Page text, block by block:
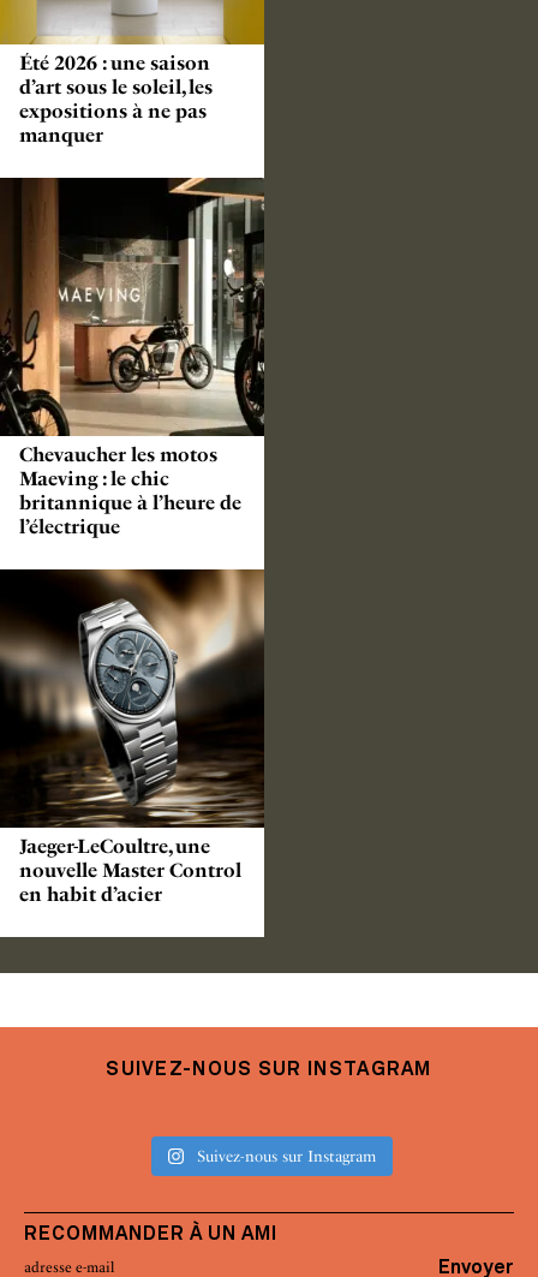
Été 2026 : une saison
d’art sous le soleil, les
expositions à ne pas
manquer
Chevaucher les motos
Maeving : le chic
britannique à l’heure de
l’électrique
Jaeger-LeCoultre, une
nouvelle Master Control
en habit d’acier
SUIVEZ-NOUS SUR INSTAGRAM
Suivez-nous sur Instagram
RECOMMANDER À UN AMI
Envoyer